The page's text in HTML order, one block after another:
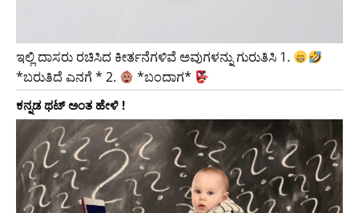
ಇಲ್ಲಿ ದಾಸರು ರಚಿಸಿದ ಕೀರ್ತನೆಗಳಿವೆ ಅವುಗಳನ್ನು ಗುರುತಿಸಿ 1.
*ಬರುತಿದೆ ಎನಗೆ * 2.
*ಬಂದಾಗ*
ಕನ್ನಡ ಥಟ್ ಅಂತ ಹೇಳಿ !